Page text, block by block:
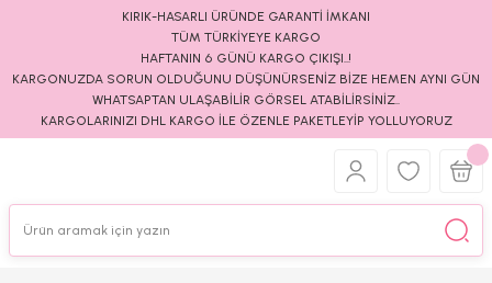
KIRIK-HASARLI ÜRÜNDE GARANTİ İMKANI
TÜM TÜRKİYEYE KARGO
HAFTANIN 6 GÜNÜ KARGO ÇIKIŞI..!
KARGONUZDA SORUN OLDUĞUNU DÜŞÜNÜRSENİZ BİZE HEMEN AYNI GÜN
WHATSAPTAN ULAŞABİLİR GÖRSEL ATABİLİRSİNİZ..
KARGOLARINIZI DHL KARGO İLE ÖZENLE PAKETLEYİP YOLLUYORUZ